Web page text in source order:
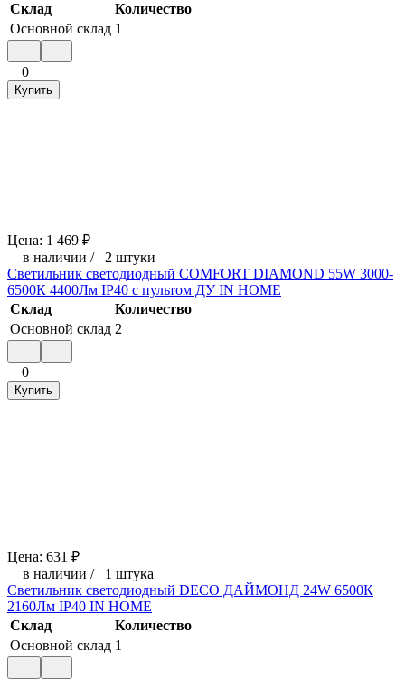
Склад
Количество
Основной склад 1
0
Купить
Цена: 1 469 ₽
в наличии / 2 штуки
Светильник светодиодный COMFORT DIAMOND 55W 3000-
6500К 4400Лм IP40 с пультом ДУ IN HOME
Склад
Количество
Основной склад 2
0
Купить
Цена: 631 ₽
в наличии / 1 штука
Светильник светодиодный DECO ДАЙМОНД 24W 6500К
2160Лм IP40 IN HOME
Склад
Количество
Основной склад 1